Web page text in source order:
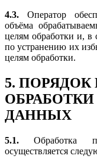
4.3. Оператор
объёма
целям обработки и, в
по устранению их
целям обработки.
5.
ДАННЫХ
5.1. Обработка
осуществляется